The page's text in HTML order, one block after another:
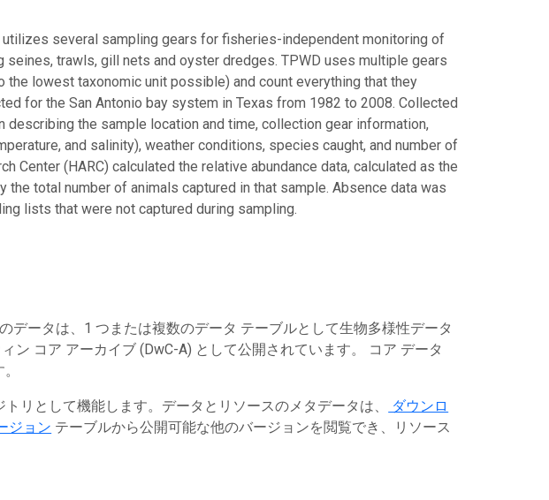
several sampling gears for fisheries-independent monitoring of
trawls, gill nets and oyster dredges. TPWD uses multiple gears
the lowest taxonomic unit possible) and count everything that they
for the San Antonio bay system in Texas from 1982 to 2008. Collected
the sample location and time, collection gear information,
and salinity), weather conditions, species caught, and number of
Center (HARC) calculated the relative abundance data, calculated as the
total number of animals captured in that sample. Absence data was
lists that were not captured during sampling.
データは、1 つまたは複数のデータ テーブルとして生物多様性データ
ン コア アーカイブ (DwC-A) として公開されています。 コア データ
リとして機能します。データとリソースのメタデータは、
ダウンロ
ジョン テーブルから公開可能な他のバージョンを閲覧でき、リソース